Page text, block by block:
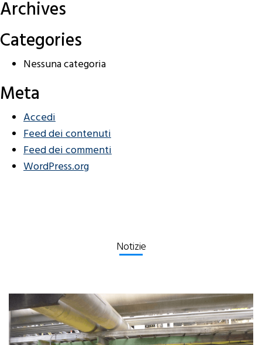
Archives
Categories
Nessuna categoria
Meta
Accedi
Feed dei contenuti
Feed dei commenti
WordPress.org
Notizie